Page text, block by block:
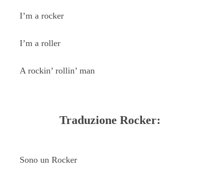
I’m a rocker
I’m a roller
A rockin’ rollin’ man
Traduzione Rocker:
Sono un Rocker